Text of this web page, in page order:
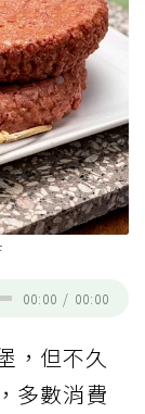
00:00 / 00:00
，但不久
多數消費